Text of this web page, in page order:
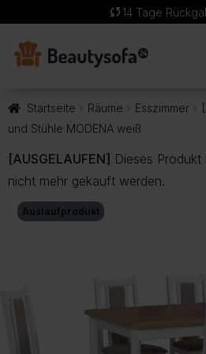
sync 14 Tage
Startseite Räume Esszimmer
und Stühle MODENA weiß
[AUSGELAUFEN] Dieses
nicht mehr gekauft werden.
Auslaufprodukt